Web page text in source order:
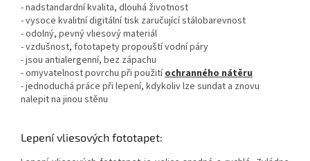
- nadstandardní kvalita, dlouhá životnost
- vysoce kvalitní digitální tisk zaručující stálobarevnost
- odolný, pevný vliesový materiál
- vzdušnost, fototapety propouští vodní páry
- jsou antialergenní, bez zápachu
- omyvatelnost povrchu při použitíochranného nátěru
- jednoduchá práce při lepení, kdykoliv lze sundat a znovu
nalepit na jinou stěnu
Lepení vliesových fototapet: